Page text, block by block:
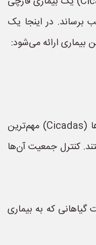
برساند. در اینجا یک
بیماری ارائه می‌شود:
* **کنترل جمعیت گچ‌ها:** گچ‌ها (Cicadas) مهم‌ترین
کنترل جمعیت آن‌ها
که به بیماری